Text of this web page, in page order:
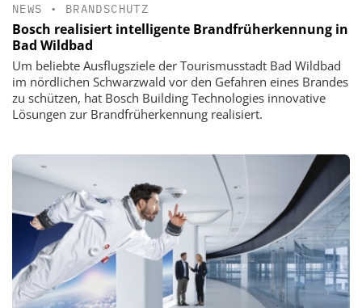
NEWS • BRANDSCHUTZ
Bosch realisiert intelligente Brandfrüherkennung in
Bad Wildbad
Um beliebte Ausflugsziele der Tourismusstadt Bad Wildbad
im nördlichen Schwarzwald vor den Gefahren eines Brandes
zu schützen, hat Bosch Building Technologies innovative
Lösungen zur Brandfrüherkennung realisiert.